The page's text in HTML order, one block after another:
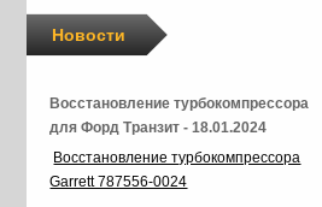
Новости
Восстановление турбокомпрессора
для Форд Транзит - 18.01.2024
Восстановление турбокомпрессора
Garrett 787556-0024